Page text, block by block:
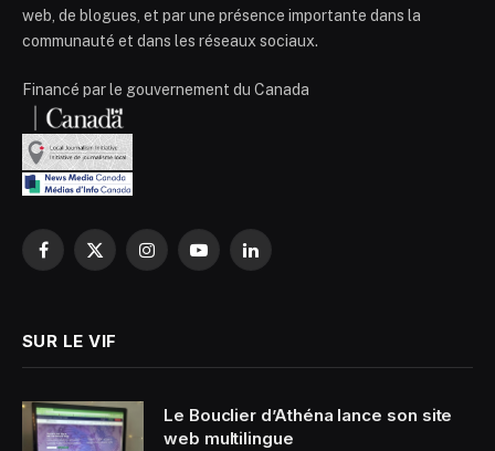
web, de blogues, et par une présence importante dans la
communauté et dans les réseaux sociaux.
Financé par le gouvernement du Canada
Facebook
X
InstagramYouTubeLinkedIn
SUR LE VIF
Le Bouclier d’Athéna lance son site
web multilingue